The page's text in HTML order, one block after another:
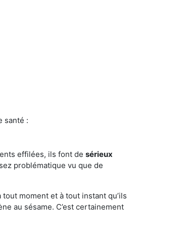
santé :
effilées, ils font de sérieux
problématique vu que de
moment et à tout instant qu’ils
au sésame. C’est certainement